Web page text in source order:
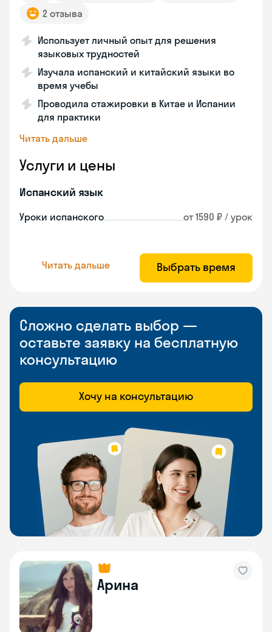
2 отзыва
Использует личный опыт для решения
языковых трудностей
Изучала испанский и китайский языки во
время учебы
Проводила стажировки в Китае и Испании
для практики
Читать дальше
Услуги и цены
Испанский язык
Уроки испанского от 1590 ₽ / урок
Читать дальше Выбрать время
Сложно сделать выбор —
оставьте заявку на бесплатную
консультацию
Хочу на консультацию
Арина